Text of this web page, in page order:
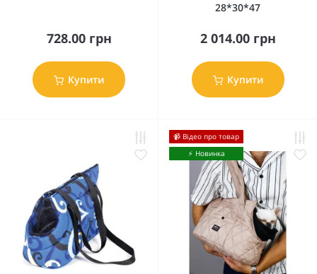
728.00 грн
Купити
28*30*47
2 014.00 грн
Купити
📹 Відео про товар
⚡️ Новинка